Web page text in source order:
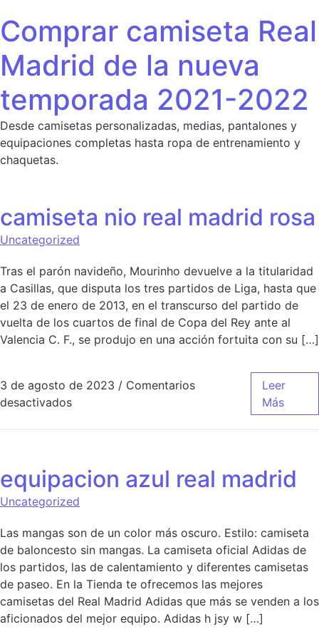
Comprar camiseta Real
Madrid de la nueva
temporada 2021-2022
Desde camisetas personalizadas, medias, pantalones y
equipaciones completas hasta ropa de entrenamiento y
chaquetas.
camiseta nio real madrid rosa
Uncategorized
Tras el parón navideño, Mourinho devuelve a la titularidad
a Casillas, que disputa los tres partidos de Liga, hasta que
el 23 de enero de 2013, en el transcurso del partido de
vuelta de los cuartos de final de Copa del Rey ante al
Valencia C. F., se produjo en una acción fortuita con su […]
3 de agosto de 2023 / Comentarios
desactivadosen camiseta nio real madrid rosa
Leer
Más
equipacion azul real madrid
Uncategorized
Las mangas son de un color más oscuro. Estilo: camiseta
de baloncesto sin mangas. La camiseta oficial Adidas de
los partidos, las de calentamiento y diferentes camisetas
de paseo. En la Tienda te ofrecemos las mejores
camisetas del Real Madrid Adidas que más se venden a los
aficionados del mejor equipo. Adidas h jsy w […]